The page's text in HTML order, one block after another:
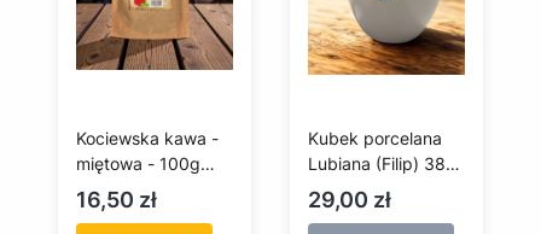
Kociewska kawa -
miętowa - 100g
(mielona)
Cena
16,50 zł
Kubek porcelana
Lubiana (Filip) 380
ml
Cena
29,00 zł